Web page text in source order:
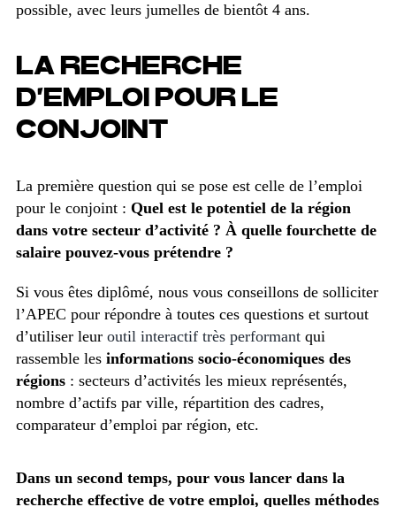
possible, avec leurs jumelles de bientôt 4 ans.
LA RECHERCHE
D’EMPLOI POUR LE
CONJOINT
La première question qui se pose est celle de l’emploi
pour le conjoint : Quel est le potentiel de la région
dans votre secteur d’activité ? À quelle fourchette de
salaire pouvez-vous prétendre ?
Si vous êtes diplômé, nous vous conseillons de solliciter
l’APEC pour répondre à toutes ces questions et surtout
d’utiliser leur outil interactif très performantqui
rassemble les informations socio-économiques des
régions : secteurs d’activités les mieux représentés,
nombre d’actifs par ville, répartition des cadres,
comparateur d’emploi par région, etc.
Dans un second temps, pour vous lancer dans la
recherche effective de votre emploi, quelles méthodes